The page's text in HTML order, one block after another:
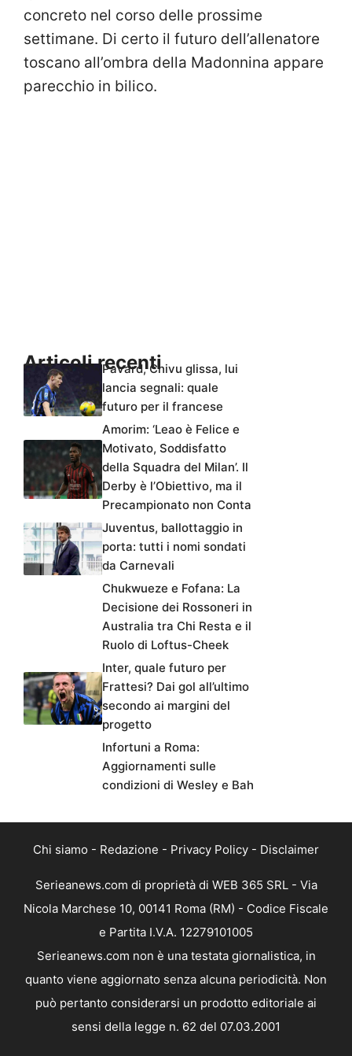
concreto nel corso delle prossime
settimane. Di certo il futuro dell’allenatore
toscano all’ombra della Madonnina appare
parecchio in bilico.
Articoli recentiPavard, Chivu glissa, lui
lancia segnali: quale
futuro per il francese
Amorim: ‘Leao è Felice e
Motivato, Soddisfatto
della Squadra del Milan’. Il
Derby è l’Obiettivo, ma il
Precampionato non Conta
Juventus, ballottaggio in
porta: tutti i nomi sondati
da Carnevali
Chukwueze e Fofana: La
Decisione dei Rossoneri in
Australia tra Chi Resta e il
Ruolo di Loftus-Cheek
Inter, quale futuro per
Frattesi? Dai gol all’ultimo
secondo ai margini del
progetto
Infortuni a Roma:
Aggiornamenti sulle
condizioni di Wesley e Bah
Chi siamo - Redazione - Privacy Policy - Disclaimer
Serieanews.com di proprietà di WEB 365 SRL - Via
Nicola Marchese 10, 00141 Roma (RM) - Codice Fiscale
e Partita I.V.A. 12279101005
Serieanews.com non è una testata giornalistica, in
quanto viene aggiornato senza alcuna periodicità. Non
può pertanto considerarsi un prodotto editoriale ai
sensi della legge n. 62 del 07.03.2001